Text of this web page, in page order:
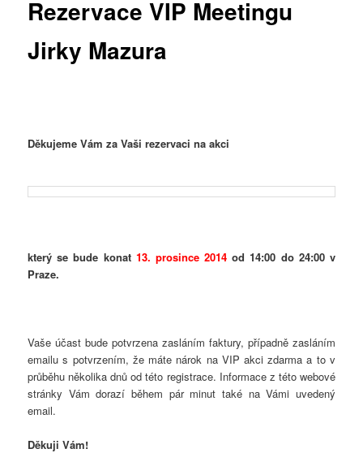
Rezervace VIP Meetingu
Jirky Mazura
Děkujeme Vám za Vaši rezervaci na akci
který se bude konat 13. prosince 2014 od 14:00 do 24:00 v
Praze.
Vaše účast bude potvrzena zasláním faktury, případně zasláním
emailu s potvrzením, že máte nárok na VIP akci zdarma a to v
průběhu několika dnů od této registrace. Informace z této webové
stránky Vám dorazí během pár minut také na Vámi uvedený
email.
Děkuji Vám!